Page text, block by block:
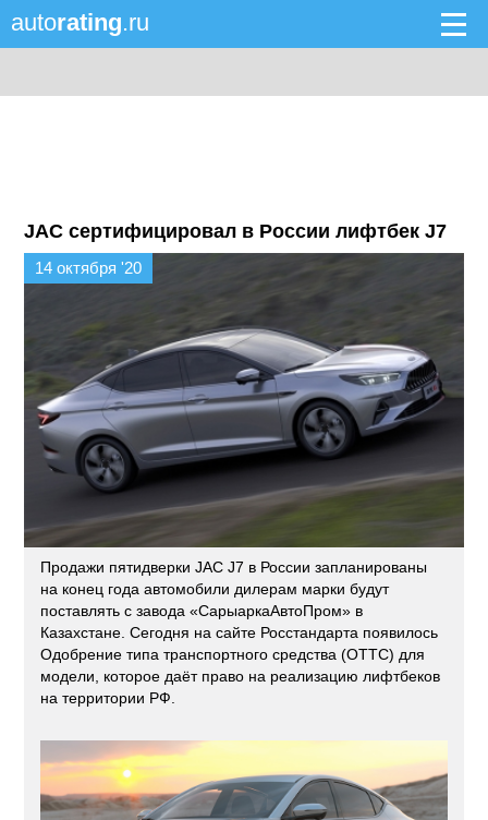
autorating.ru
JAC сертифицировал в России лифтбек J7
14 октября '20
Продажи пятидверки JAC J7 в России запланированы
на конец года автомобили дилерам марки будут
поставлять с завода «СарыаркаАвтоПром» в
Казахстане. Сегодня на сайте Росстандарта появилось
Одобрение типа транспортного средства (ОТТС) для
модели, которое даёт право на реализацию лифтбеков
на территории РФ.